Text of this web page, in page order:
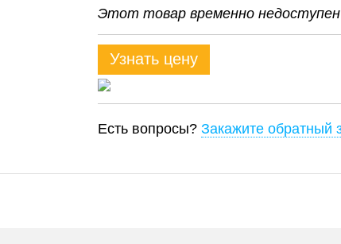
Этот товар временно недоступен
Узнать цену
Есть вопросы? Закажите обратный